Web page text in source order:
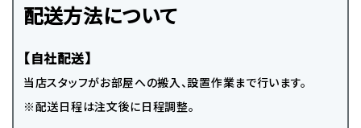
配送方法について
【自社配送】
当店スタッフがお部屋への搬入、設置作業まで行います。
※配送日程は注文後に日程調整。